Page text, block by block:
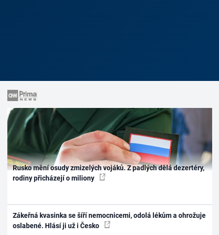
Rusko mění osudy zmizelých vojáků. Z padlých dělá dezertéry,
rodiny přicházejí o miliony
Zákeřná kvasinka se šíří nemocnicemi, odolá lékům a ohrožuje
oslabené. Hlásí ji už i Česko